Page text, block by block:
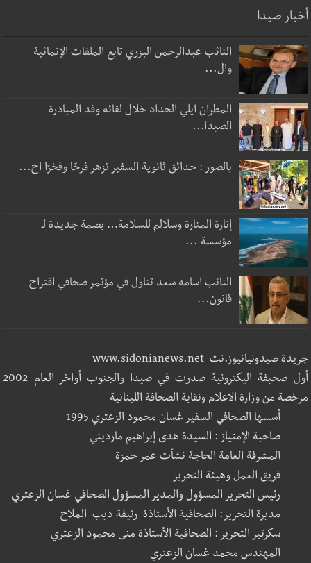
أخبار صيدا
النائب عبدالرحمن البزري تابع الملفات الإنمائية
وال...
المطران ايلي الحداد خلال لقائه وفد المبادرة
الصيدا...
بالصور : حدائق ثانوية السفير تزهر فرحًا وفخرًا اح...
إنارة المنارة وسلالم للسلامة… بصمة جديدة لـ
مؤسسة ...
النائب اسامه سعد تناول في مؤتمر صحافي اقتراح
قانون...
جريدة صيدونيانيوز.نت www.sidonianews.net
أول صحيفة اليكترونية صدرت في صيدا والجنوب أواخر العام 2002
مرخصة من وزارة الاعلام ونقابة الصحافة اللبنانية
أسسها الصحافي السفير غسان محمود الزعتري 1995
صاحبة الإمتياز : السيدة هدى إبراهيم مارديني
المشرفة العامة الحاجة نشأت عمر حمزة
فريق العمل وهيئة التحرير
رئيس التحرير المسؤول والمدير المسؤول الصحافي غسان الزعتري
مديرة التحرير: الصحافية الأستاذة رئيفة ديب الملاح
سكرتير التحرير : الصحافية الأستاذة منى محمود الزعتري
المهندس محمد غسان الزعتري